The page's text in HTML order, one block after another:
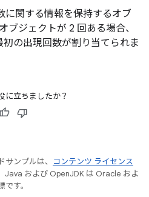
に関する情報を保持するオブ
ブジェクトが 2 回ある場合、
の出現回数が割り当てられま
に立ちましたか？
ンプルは、
コンテンツ ライセンス
Java および OpenJDK は Oracle およ
す。